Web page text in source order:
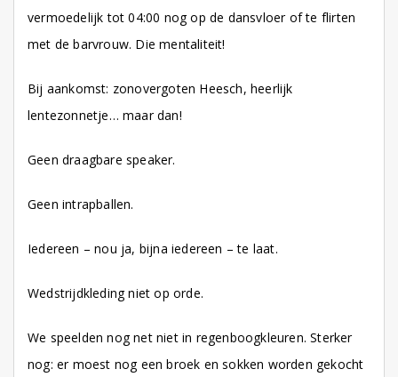
vermoedelijk tot 04:00 nog op de dansvloer of te flirten
met de barvrouw. Die mentaliteit!
Bij aankomst: zonovergoten Heesch, heerlijk
lentezonnetje… maar dan!
Geen draagbare speaker.
Geen intrapballen.
Iedereen – nou ja, bijna iedereen – te laat.
Wedstrijdkleding niet op orde.
We speelden nog net niet in regenboogkleuren. Sterker
nog: er moest nog een broek en sokken worden gekocht